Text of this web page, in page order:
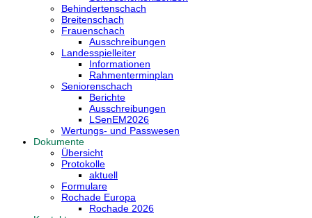
Behindertenschach
Breitenschach
Frauenschach
Ausschreibungen
Landesspielleiter
Informationen
Rahmenterminplan
Seniorenschach
Berichte
Ausschreibungen
LSenEM2026
Wertungs- und Passwesen
Dokumente
Übersicht
Protokolle
aktuell
Formulare
Rochade Europa
Rochade 2026